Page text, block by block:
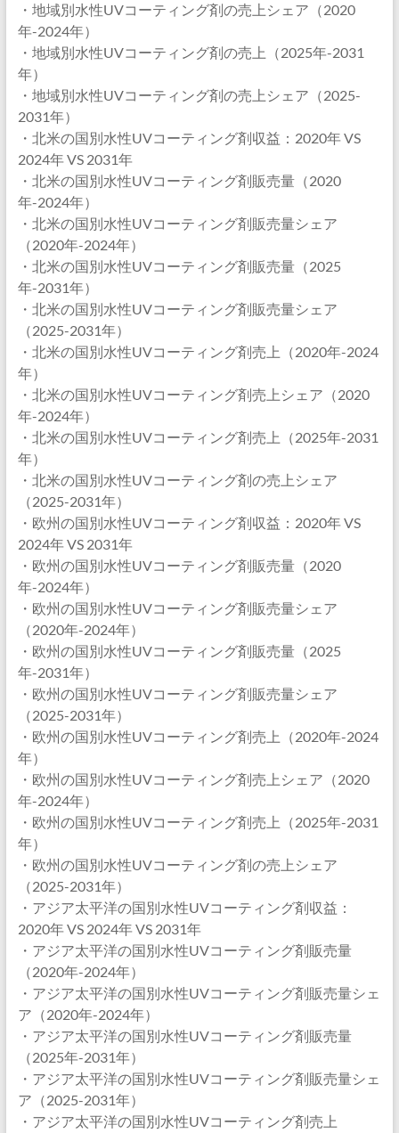
・地域別水性UVコーティング剤の売上シェア（2020
年-2024年）
・地域別水性UVコーティング剤の売上（2025年-2031
年）
・地域別水性UVコーティング剤の売上シェア（2025-
2031年）
・北米の国別水性UVコーティング剤収益：2020年 VS
2024年 VS 2031年
・北米の国別水性UVコーティング剤販売量（2020
年-2024年）
・北米の国別水性UVコーティング剤販売量シェア
（2020年-2024年）
・北米の国別水性UVコーティング剤販売量（2025
年-2031年）
・北米の国別水性UVコーティング剤販売量シェア
（2025-2031年）
・北米の国別水性UVコーティング剤売上（2020年-2024
年）
・北米の国別水性UVコーティング剤売上シェア（2020
年-2024年）
・北米の国別水性UVコーティング剤売上（2025年-2031
年）
・北米の国別水性UVコーティング剤の売上シェア
（2025-2031年）
・欧州の国別水性UVコーティング剤収益：2020年 VS
2024年 VS 2031年
・欧州の国別水性UVコーティング剤販売量（2020
年-2024年）
・欧州の国別水性UVコーティング剤販売量シェア
（2020年-2024年）
・欧州の国別水性UVコーティング剤販売量（2025
年-2031年）
・欧州の国別水性UVコーティング剤販売量シェア
（2025-2031年）
・欧州の国別水性UVコーティング剤売上（2020年-2024
年）
・欧州の国別水性UVコーティング剤売上シェア（2020
年-2024年）
・欧州の国別水性UVコーティング剤売上（2025年-2031
年）
・欧州の国別水性UVコーティング剤の売上シェア
（2025-2031年）
・アジア太平洋の国別水性UVコーティング剤収益：
2020年 VS 2024年 VS 2031年
・アジア太平洋の国別水性UVコーティング剤販売量
（2020年-2024年）
・アジア太平洋の国別水性UVコーティング剤販売量シェ
ア（2020年-2024年）
・アジア太平洋の国別水性UVコーティング剤販売量
（2025年-2031年）
・アジア太平洋の国別水性UVコーティング剤販売量シェ
ア（2025-2031年）
・アジア太平洋の国別水性UVコーティング剤売上